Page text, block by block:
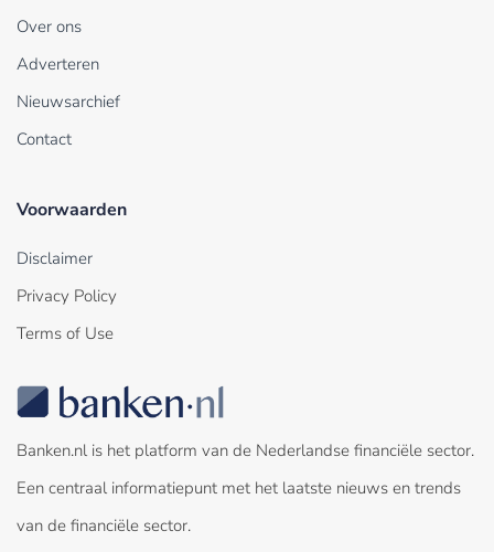
Over ons
Adverteren
Nieuwsarchief
Contact
Voorwaarden
Disclaimer
Privacy Policy
Terms of Use
Banken.nl is het platform van de Nederlandse financiële sector.
Een centraal informatiepunt met het laatste nieuws en trends
van de financiële sector.